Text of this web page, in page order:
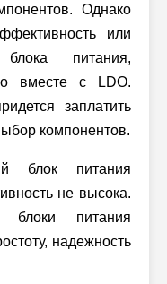
Однако
или
питания,
вместе с LDO.
заплатить
компонентов.
блок питания
не высока.
блоки питания
надежность